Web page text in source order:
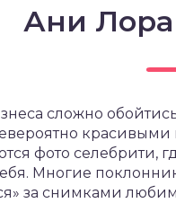
Ани
сложно
фото селебрити,
Многие
за снимками